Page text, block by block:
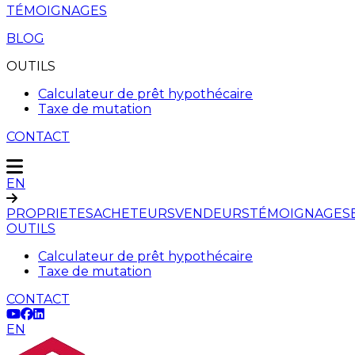
TÉMOIGNAGES
BLOG
OUTILS
Calculateur de prêt hypothécaire
Taxe de mutation
CONTACT
EN
PROPRIETESACHETEURSVENDEURSTÉMOIGNAGES
OUTILS
Calculateur de prêt hypothécaire
Taxe de mutation
CONTACT
EN